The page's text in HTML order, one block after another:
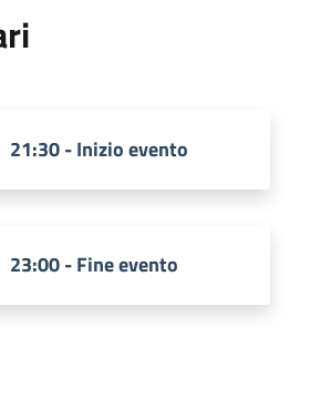
21:30 - Inizio evento
23:00 - Fine evento